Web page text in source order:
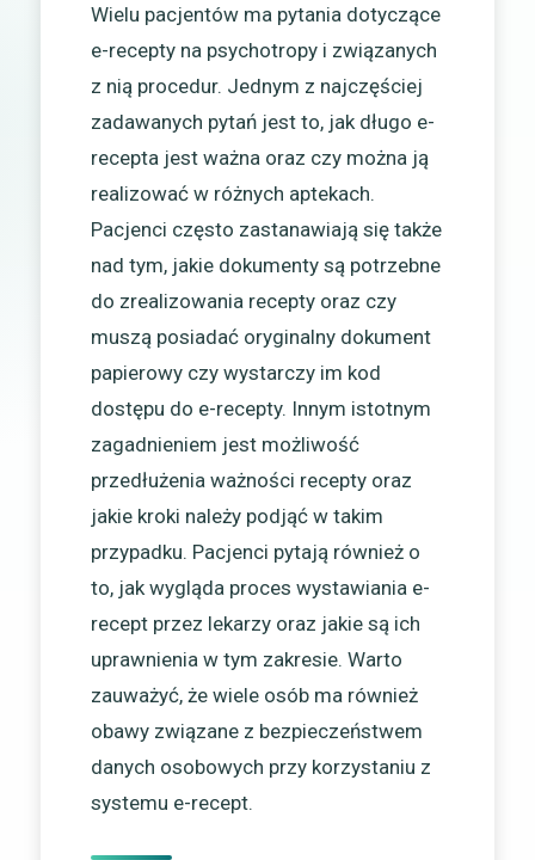
Wielu pacjentów ma pytania dotyczące
e-recepty na psychotropy i związanych
z nią procedur. Jednym z najczęściej
zadawanych pytań jest to, jak długo e-
recepta jest ważna oraz czy można ją
realizować w różnych aptekach.
Pacjenci często zastanawiają się także
nad tym, jakie dokumenty są potrzebne
do zrealizowania recepty oraz czy
muszą posiadać oryginalny dokument
papierowy czy wystarczy im kod
dostępu do e-recepty. Innym istotnym
zagadnieniem jest możliwość
przedłużenia ważności recepty oraz
jakie kroki należy podjąć w takim
przypadku. Pacjenci pytają również o
to, jak wygląda proces wystawiania e-
recept przez lekarzy oraz jakie są ich
uprawnienia w tym zakresie. Warto
zauważyć, że wiele osób ma również
obawy związane z bezpieczeństwem
danych osobowych przy korzystaniu z
systemu e-recept.